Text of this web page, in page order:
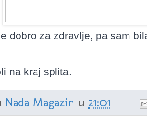
dobro za zdravlje, pa sam
na kraj splita.
Nada Magazin u 21:01